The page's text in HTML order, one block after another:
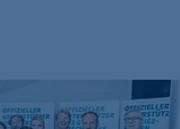
sichtbar